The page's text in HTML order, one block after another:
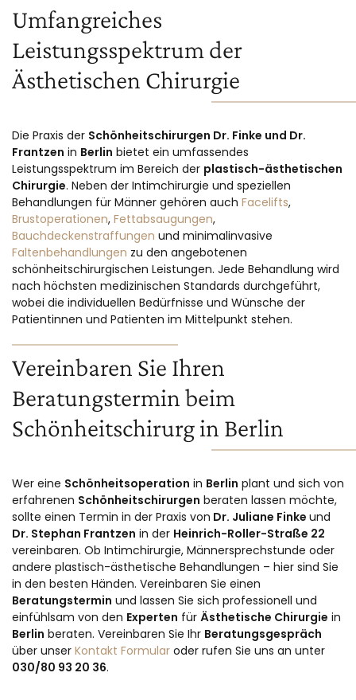
Umfangreiches
Leistungsspektrum der
Ästhetischen Chirurgie
Die Praxis der Schönheitschirurgen Dr. Finke und Dr.
Frantzen in Berlin bietet ein umfassendes
Leistungsspektrum im Bereich der plastisch-ästhetischen
Chirurgie. Neben der Intimchirurgie und speziellen
Behandlungen für Männer gehören auch Facelifts,
Brustoperationen, Fettabsaugungen,
Bauchdeckenstraffungen und minimalinvasive
Faltenbehandlungen zu den angebotenen
schönheitschirurgischen Leistungen. Jede Behandlung wird
nach höchsten medizinischen Standards durchgeführt,
wobei die individuellen Bedürfnisse und Wünsche der
Patientinnen und Patienten im Mittelpunkt stehen.
Vereinbaren Sie Ihren
Beratungstermin beim
Schönheitschirurg in Berlin
Wer eine Schönheitsoperation in Berlin plant und sich von
erfahrenen Schönheitschirurgen beraten lassen möchte,
sollte einen Termin in der Praxis von Dr. Juliane Finke und
Dr. Stephan Frantzen in der Heinrich-Roller-Straße 22
vereinbaren. Ob Intimchirurgie, Männersprechstunde oder
andere plastisch-ästhetische Behandlungen – hier sind Sie
in den besten Händen. Vereinbaren Sie einen
Beratungstermin und lassen Sie sich professionell und
einfühlsam von den Experten für Ästhetische Chirurgie in
Berlin beraten. Vereinbaren Sie Ihr Beratungsgespräch
über unser Kontakt Formular oder rufen Sie uns an unter
030/80 93 20 36.